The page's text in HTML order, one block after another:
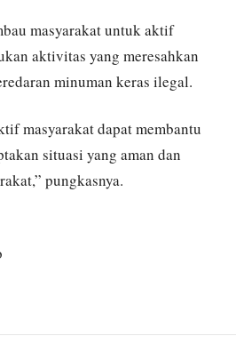
masyarakat untuk aktif
aktivitas yang meresahkan
minuman keras ilegal.
masyarakat dapat membantu
situasi yang aman dan
pungkasnya.